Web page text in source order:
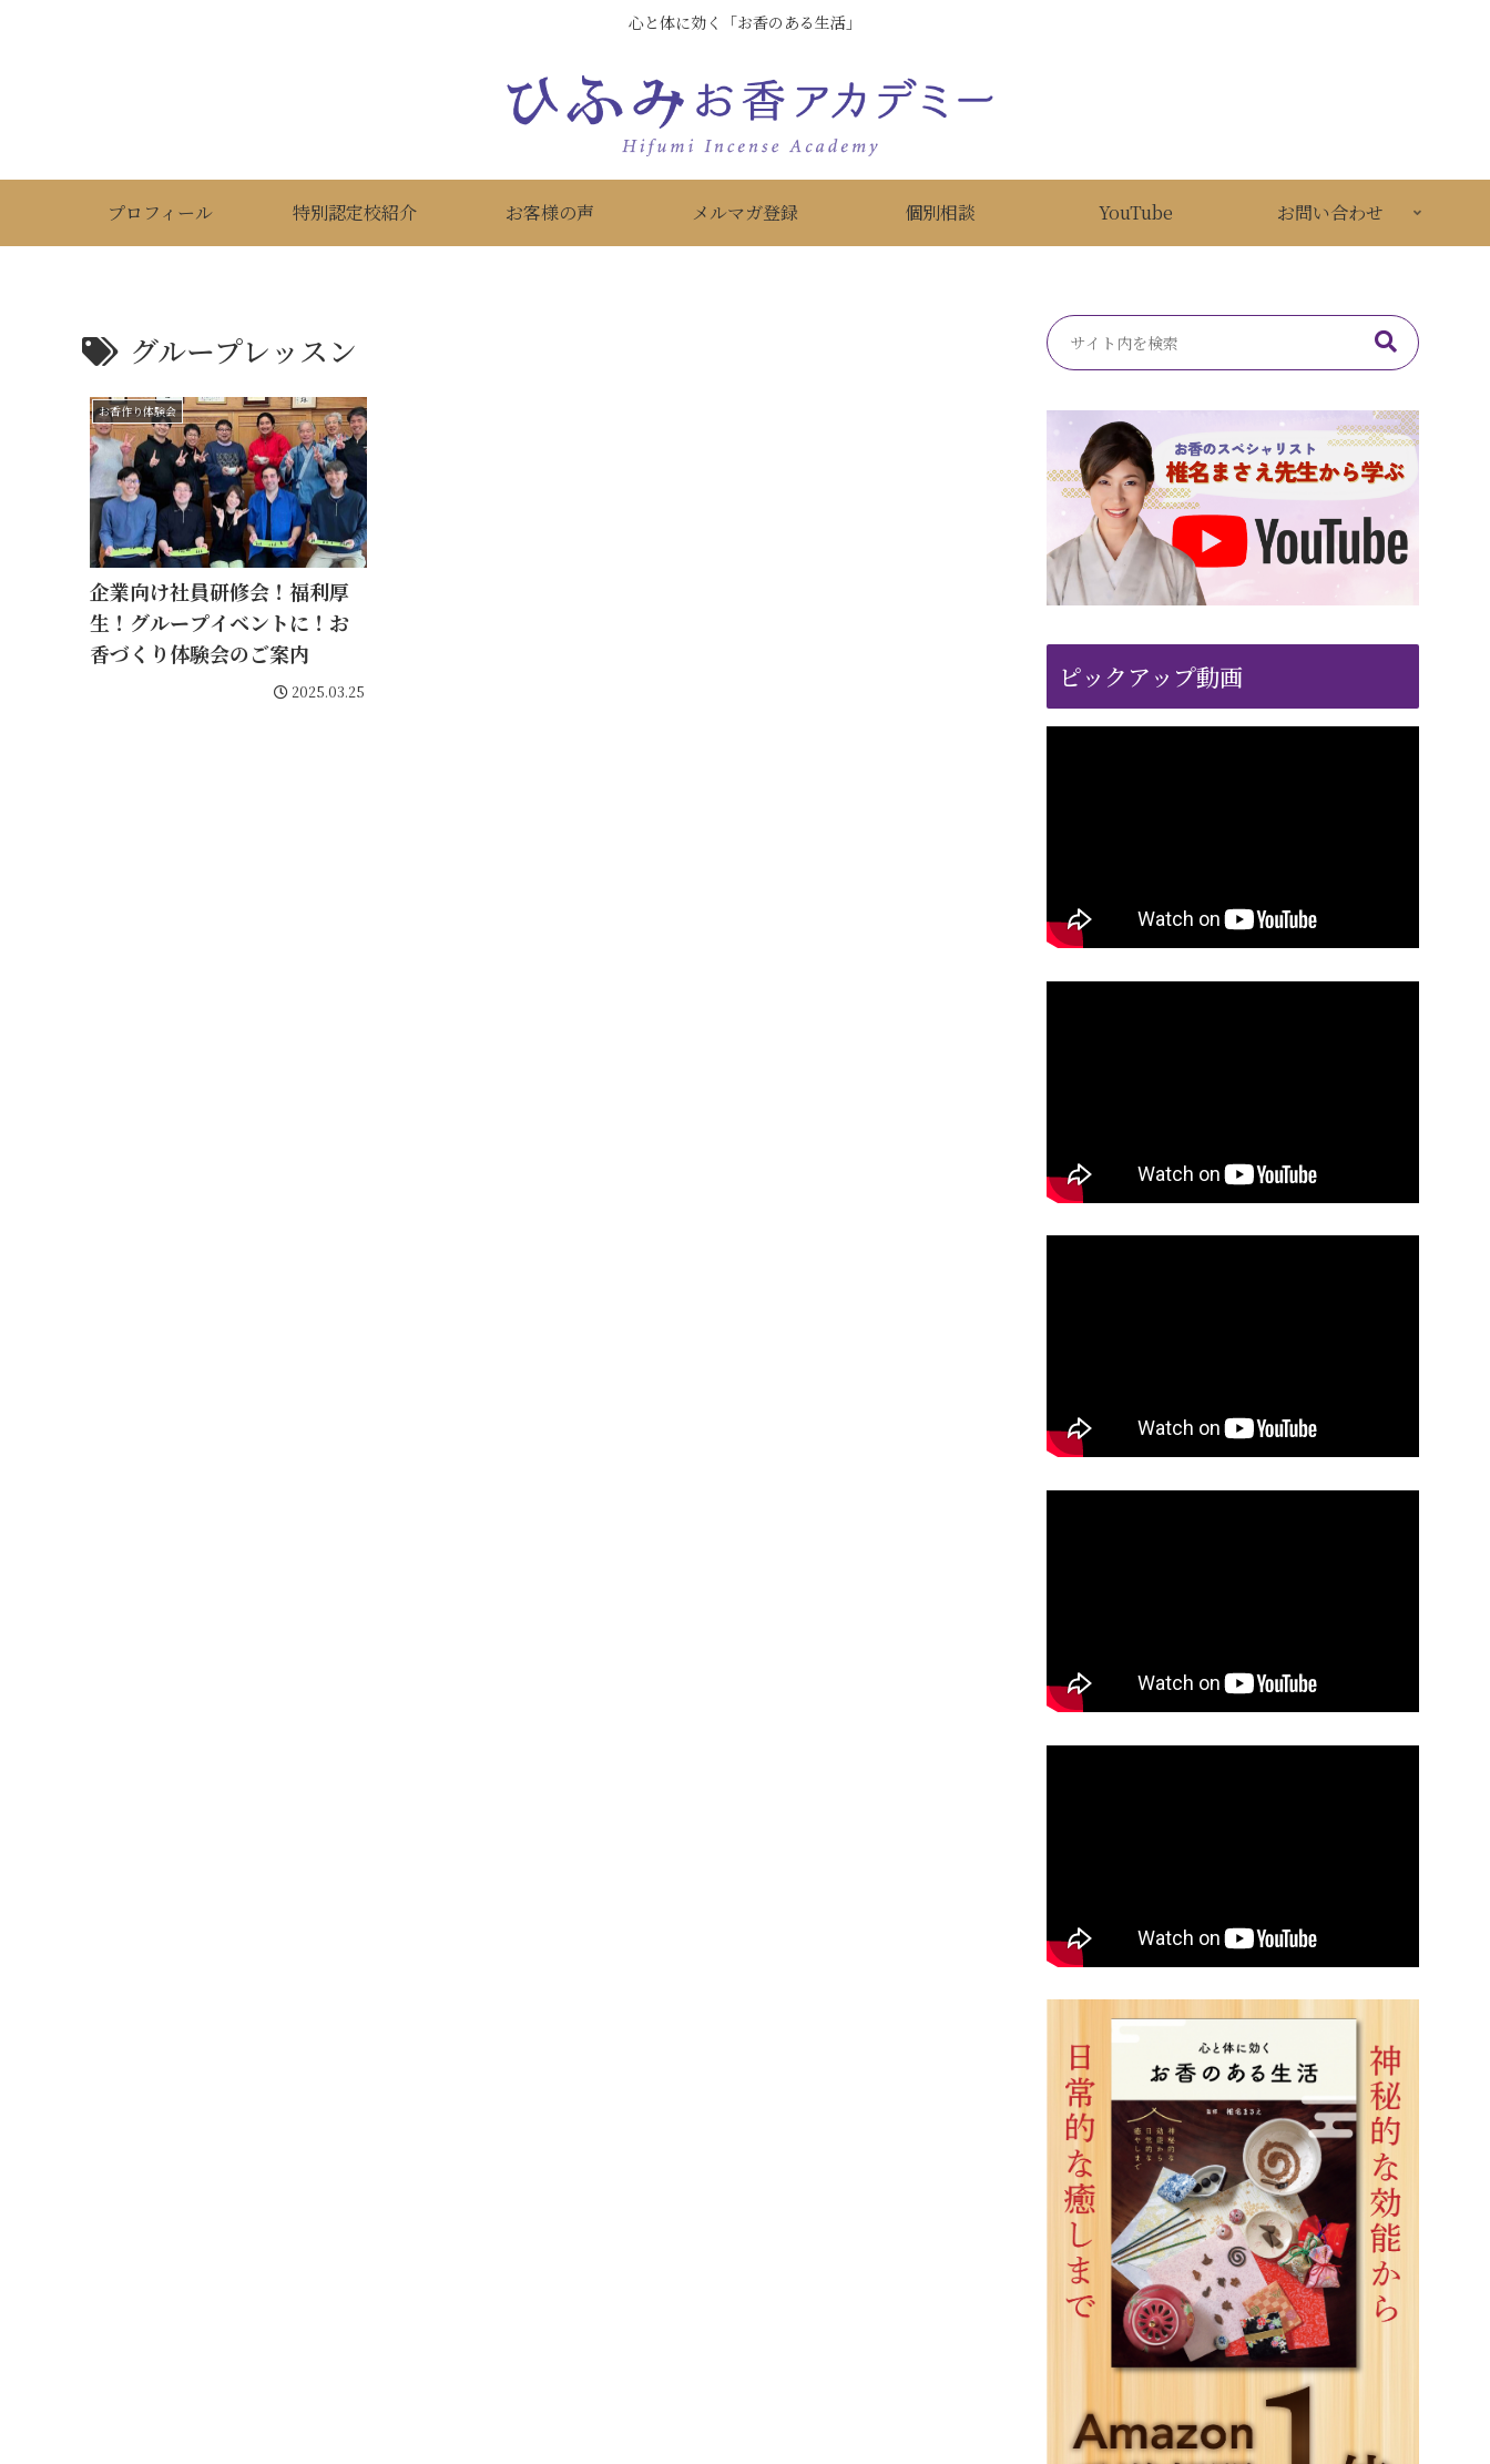
心と体に効く「お香のある生活」
プロフィール 特別認定校紹介 お客様の声 メルマガ登録 個別相談 YouTube お問い合わせ
グループレッスン
お香作り体験会
企業向け社員研修会！福利厚
生！グループイベントに！お
香づくり体験会のご案内
2025.03.25 ピックアップ動画